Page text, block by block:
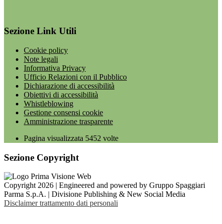
Sezione Link Utili
Cookie policy
Note legali
Informativa Privacy
Ufficio Relazioni con il Pubblico
Dichiarazione di accessibilità
Obiettivi di accessibilità
Whistleblowing
Gestione consensi cookie
Amministrazione trasparente
Pagina visualizzata 5452 volte
Sezione Copyright
Copyright 2026 | Engineered and powered by Gruppo Spaggiari
Parma S.p.A. | Divisione Publishing & New Social Media
Disclaimer trattamento dati personali